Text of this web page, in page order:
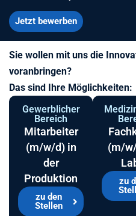
Jetzt bewerben
Sie wollen mit uns die
voranbringen?
Das sind Ihre Möglichkeiten:
Gewerblicher
Bereich
Mitarbeiter
(m/w/d) in
der
Produktion
zu den
Stellen
(m/
zu